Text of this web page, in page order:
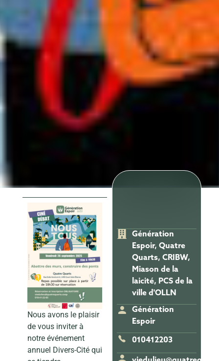
Nous avons le plaisir
de vous inviter à
notre événement
annuel Divers-Cité qui
Génération
Espoir, Quatre
Quarts, CRIBW,
Miason de la
laicité, PCS de la
ville d'OLLN
Génération
Espoir
010412203